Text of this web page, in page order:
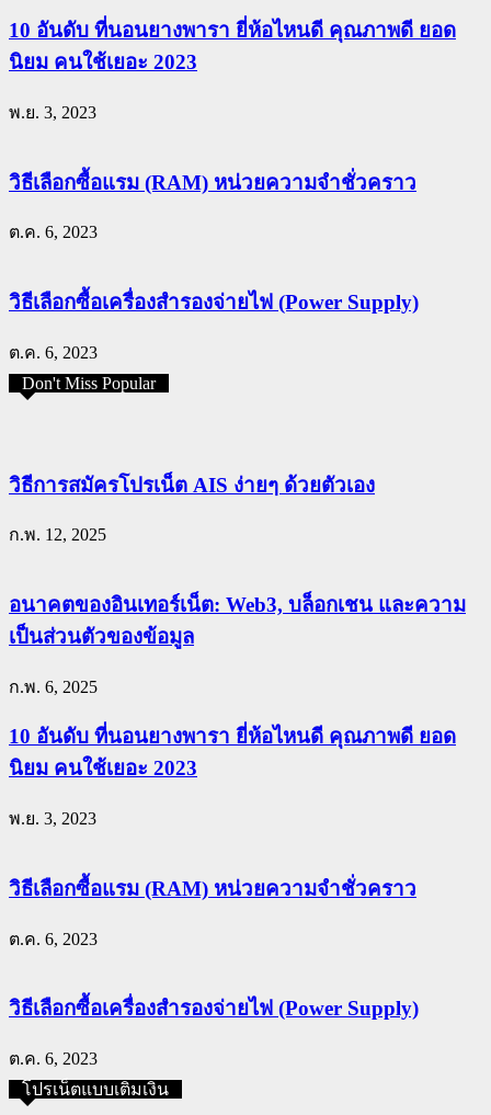
10 อันดับ ที่นอนยางพารา ยี่ห้อไหนดี คุณภาพดี ยอด
นิยม คนใช้เยอะ 2023
พ.ย. 3, 2023
วิธีเลือกซื้อแรม (RAM) หน่วยความจำชั่วคราว
ต.ค. 6, 2023
วิธีเลือกซื้อเครื่องสำรองจ่ายไฟ (Power Supply)
ต.ค. 6, 2023
Don't Miss Popular
วิธีการสมัครโปรเน็ต AIS ง่ายๆ ด้วยตัวเอง
ก.พ. 12, 2025
อนาคตของอินเทอร์เน็ต: Web3, บล็อกเชน และความ
เป็นส่วนตัวของข้อมูล
ก.พ. 6, 2025
10 อันดับ ที่นอนยางพารา ยี่ห้อไหนดี คุณภาพดี ยอด
นิยม คนใช้เยอะ 2023
พ.ย. 3, 2023
วิธีเลือกซื้อแรม (RAM) หน่วยความจำชั่วคราว
ต.ค. 6, 2023
วิธีเลือกซื้อเครื่องสำรองจ่ายไฟ (Power Supply)
ต.ค. 6, 2023
โปรเน็ตแบบเติมเงิน